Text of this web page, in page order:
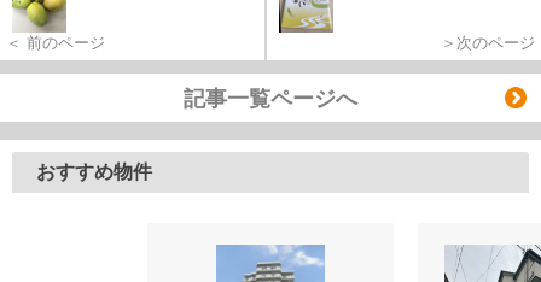
＜ 前のページ ＞次のページ
記事一覧ページへ
おすすめ物件